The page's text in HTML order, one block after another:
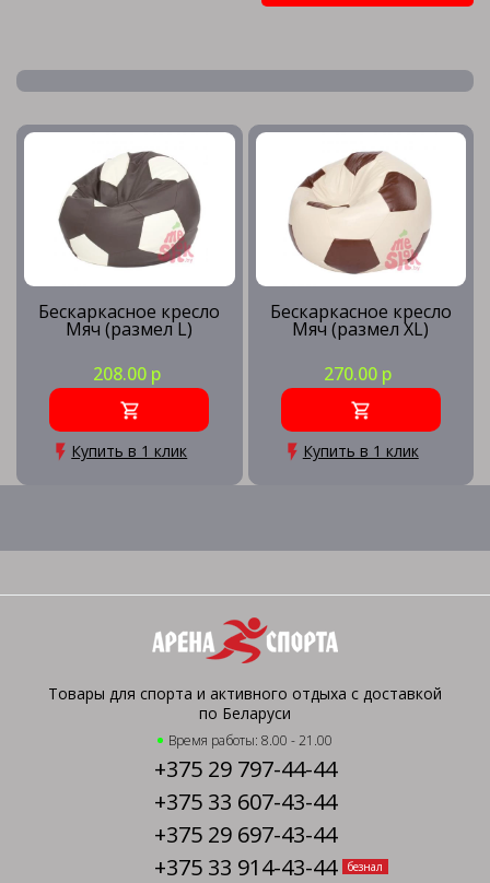
Бескаркасное кресло
Мяч (размел L)
208.00 р
Купить в 1 клик
Бескаркасное кресло
Мяч (размел XL)
270.00 р
Купить в 1 клик
Товары для спорта и активного отдыха с доставкой
по Беларуси
Время работы: 8.00 - 21.00
+375 29 797-44-44
+375 33 607-43-44
+375 29 697-43-44
+375 33 914-43-44
безнал